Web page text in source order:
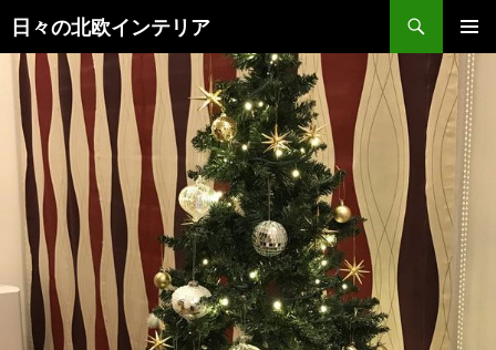
日々の北欧インテリア
索
メインメ
ニュー
ン
テ
ン
ツ
ス
キ